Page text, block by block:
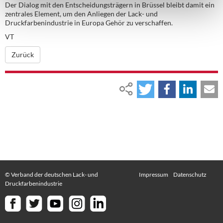
Der Dialog mit den Entscheidungsträgern in Brüssel bleibt damit ein
zentrales Element, um den Anliegen der Lack- und
Druckfarbenindustrie in Europa Gehör zu verschaffen.
VT
Zurück
© Verband der deutschen Lack- und
Druckfarbenindustrie
Impressum Datenschutz